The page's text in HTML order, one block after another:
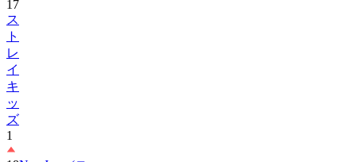
ト
レ
イ
キ
ッ
ズ
1
18
ュ